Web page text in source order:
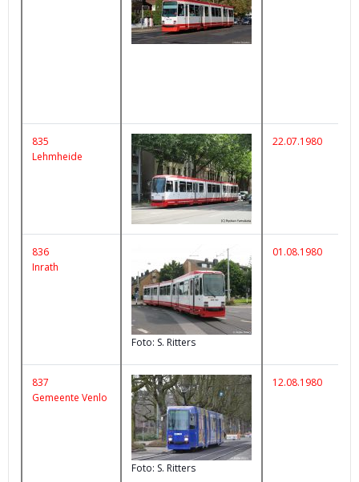
835
Lehmheide
22.07.1980
836
Inrath
Foto: S. Ritters
01.08.1980
837
Gemeente Venlo
Foto: S. Ritters
12.08.1980